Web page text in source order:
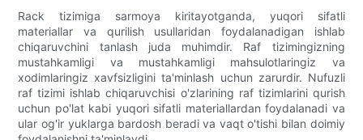
Rack tizimiga sarmoya kiritayotganda, yuqori sifatli
materiallar va qurilish usullaridan foydalanadigan ishlab
chiqaruvchini tanlash juda muhimdir. Raf tizimingizning
mustahkamligi va mustahkamligi mahsulotlaringiz va
xodimlaringiz xavfsizligini ta'minlash uchun zarurdir. Nufuzli
raf tizimi ishlab chiqaruvchisi o'zlarining raf tizimlarini qurish
uchun po'lat kabi yuqori sifatli materiallardan foydalanadi va
ular og'ir yuklarga bardosh beradi va vaqt o'tishi bilan doimiy